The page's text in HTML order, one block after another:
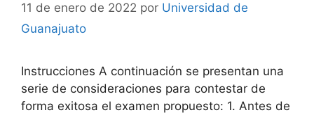
11 de enero de 2022 por Universidad de
Guanajuato
Instrucciones A continuación se presentan una
serie de consideraciones para contestar de
forma exitosa el examen propuesto: 1. Antes de